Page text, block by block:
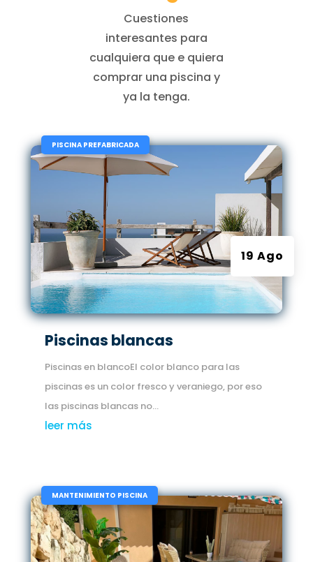
Cuestiones
interesantes para
cualquiera que e quiera
comprar una piscina y
ya la tenga.
Piscinas blancas
19 Ago
| PISCINA PREFABRICADA
Piscinas en blancoEl color blanco para las
piscinas es un color fresco y veraniego, por eso
las piscinas blancas no...
leer más
| MANTENIMIENTO PISCINA